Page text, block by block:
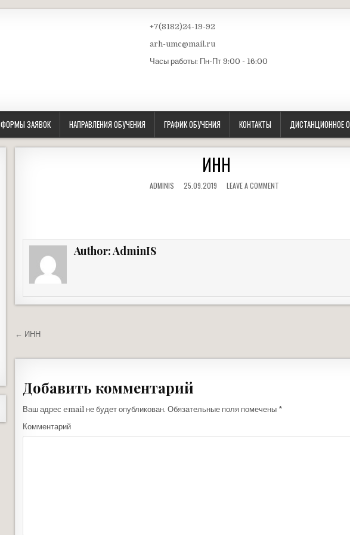
Космонавтов, д. 178, оф. 27
+7(8182)24-19-92
arh-umc@mail.ru
Часы работы: Пн-Пт 9:00 - 16:00
ФОРМЫ ЗАЯВОК НАПРАВЛЕНИЯ ОБУЧЕНИЯ ГРАФИК ОБУЧЕНИЯ КОНТАКТЫ ДИСТАНЦИОННОЕ
ИНН
ADMINIS 25.09.2019 LEAVE A COMMENT
Author:AdminIS
а
в
и
а
← ИНН
Добавить комментарий
Ваш адрес email не будет опубликован. Обязательные поля помечены *
Комментарий